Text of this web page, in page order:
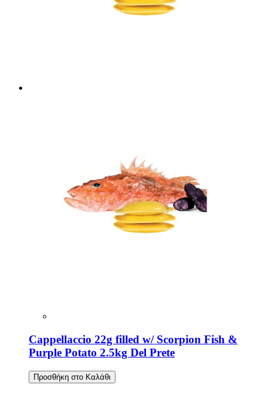
Cappellaccio 22g filled w/ Scorpion Fish &
Purple Potato 2.5kg Del Prete
Προσθήκη στο Καλάθι